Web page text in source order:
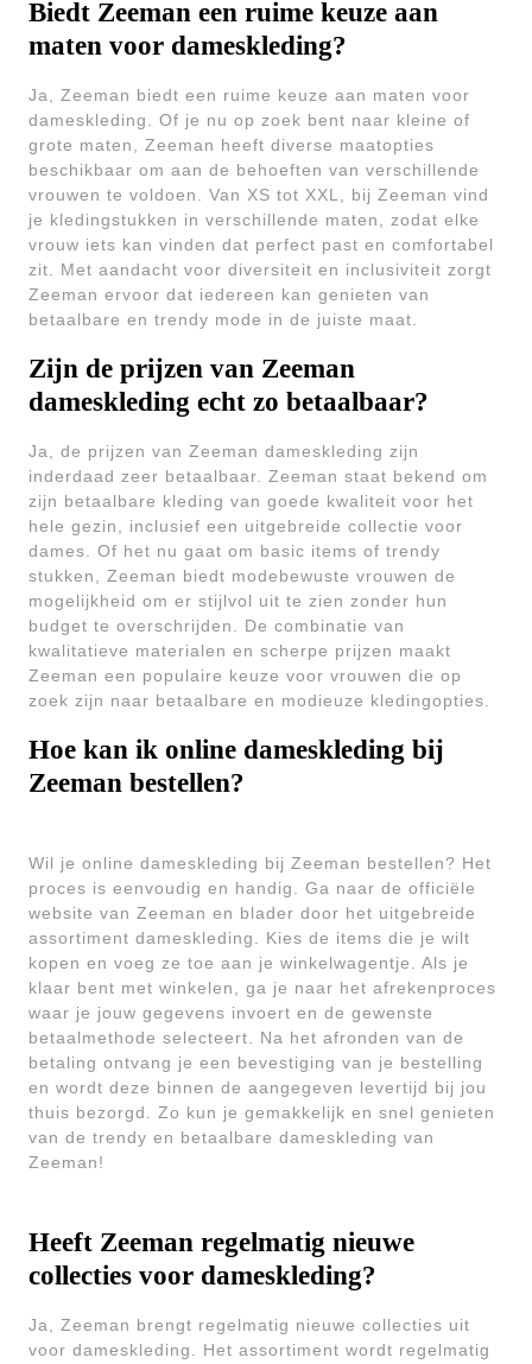
Biedt Zeeman een ruime keuze aan
maten voor dameskleding?
Ja, Zeeman biedt een ruime keuze aan maten voor
dameskleding. Of je nu op zoek bent naar kleine of
grote maten, Zeeman heeft diverse maatopties
beschikbaar om aan de behoeften van verschillende
vrouwen te voldoen. Van XS tot XXL, bij Zeeman vind
je kledingstukken in verschillende maten, zodat elke
vrouw iets kan vinden dat perfect past en comfortabel
zit. Met aandacht voor diversiteit en inclusiviteit zorgt
Zeeman ervoor dat iedereen kan genieten van
betaalbare en trendy mode in de juiste maat.
Zijn de prijzen van Zeeman
dameskleding echt zo betaalbaar?
Ja, de prijzen van Zeeman dameskleding zijn
inderdaad zeer betaalbaar. Zeeman staat bekend om
zijn betaalbare kleding van goede kwaliteit voor het
hele gezin, inclusief een uitgebreide collectie voor
dames. Of het nu gaat om basic items of trendy
stukken, Zeeman biedt modebewuste vrouwen de
mogelijkheid om er stijlvol uit te zien zonder hun
budget te overschrijden. De combinatie van
kwalitatieve materialen en scherpe prijzen maakt
Zeeman een populaire keuze voor vrouwen die op
zoek zijn naar betaalbare en modieuze kledingopties.
Hoe kan ik online dameskleding bij
Zeeman bestellen?
Wil je online dameskleding bij Zeeman bestellen? Het
proces is eenvoudig en handig. Ga naar de officiële
website van Zeeman en blader door het uitgebreide
assortiment dameskleding. Kies de items die je wilt
kopen en voeg ze toe aan je winkelwagentje. Als je
klaar bent met winkelen, ga je naar het afrekenproces
waar je jouw gegevens invoert en de gewenste
betaalmethode selecteert. Na het afronden van de
betaling ontvang je een bevestiging van je bestelling
en wordt deze binnen de aangegeven levertijd bij jou
thuis bezorgd. Zo kun je gemakkelijk en snel genieten
van de trendy en betaalbare dameskleding van
Zeeman!
Heeft Zeeman regelmatig nieuwe
collecties voor dameskleding?
Ja, Zeeman brengt regelmatig nieuwe collecties uit
voor dameskleding. Het assortiment wordt regelmatig